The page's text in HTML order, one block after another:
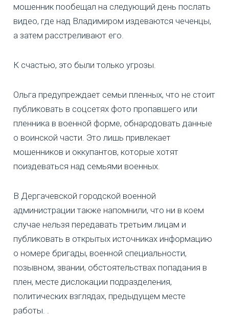
мошенник пообещал на следующий день послать
видео, где над Владимиром издеваются чеченцы,
а затем расстреливают его.
К счастью, это были только угрозы.
Ольга предупреждает семьи пленных, что не стоит
публиковать в соцсетях фото пропавшего или
пленника в военной форме, обнародовать данные
о воинской части. Это лишь привлекает
мошенников и оккупантов, которые хотят
поиздеваться над семьями военных.
В Дергачевской городской военной
администрации также напомнили, что ни в коем
случае нельзя передавать третьим лицам и
публиковать в открытых источниках информацию
о номере бригады, военной специальности,
позывном, звании, обстоятельствах попадания в
плен, месте дислокации подразделения,
политических взглядах, предыдущем месте
работы. .